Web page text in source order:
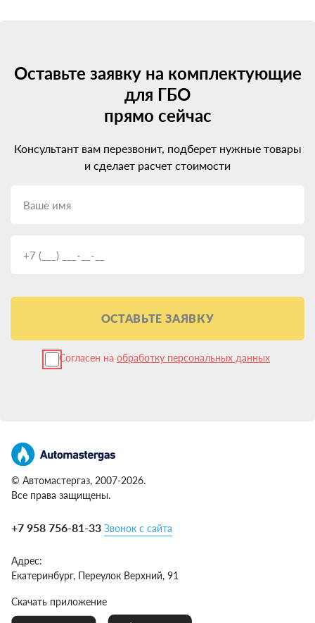
Оставьте заявку на комплектующие
для ГБО
прямо сейчас
Консультант вам перезвонит, подберет нужные товары
и сделает расчет стоимости
ОСТАВЬТЕ ЗАЯВКУ
Согласен на обработку персональных данных
© Автомастергаз, 2007-2026.
Все права защищены.
+7 958 756-81-33 Звонок с сайта
Адрес:
Екатеринбург, Переулок Верхний, 91
Скачать приложение